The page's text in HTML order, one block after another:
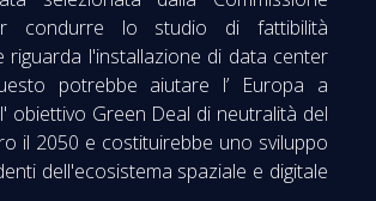
condurre lo studio di fattibilità
riguarda l'installazione di data center
potrebbe aiutare l’ Europa a
obiettivo Green Deal di neutralità del
il 2050 e costituirebbe uno sviluppo
dell'ecosistema spaziale e digitale